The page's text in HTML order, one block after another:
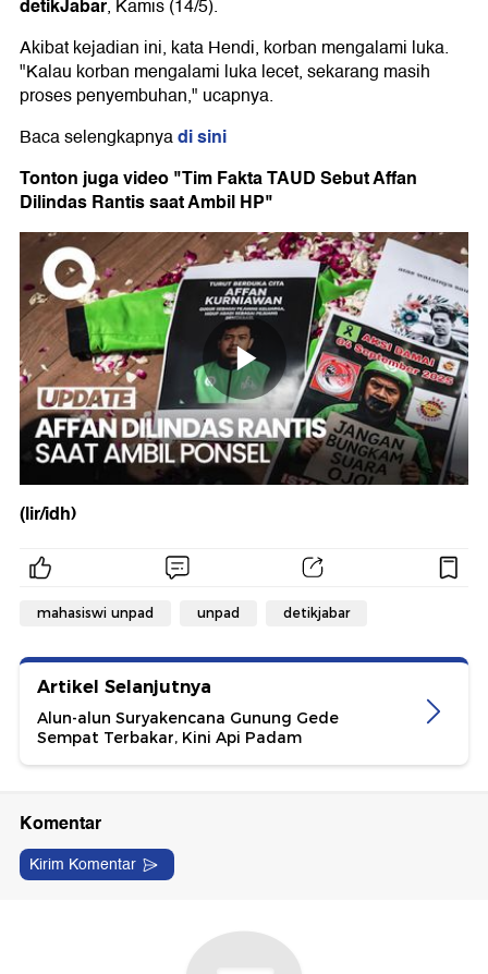
detikJabar, Kamis (14/5).
Akibat kejadian ini, kata Hendi, korban mengalami luka.
"Kalau korban mengalami luka lecet, sekarang masih
proses penyembuhan," ucapnya.
Baca selengkapnyadi sini
Tonton juga video "Tim Fakta TAUD Sebut Affan
Dilindas Rantis saat Ambil HP"
(lir/idh)
mahasiswi unpad unpad detikjabar
Artikel Selanjutnya
Alun-alun Suryakencana Gunung Gede
Sempat Terbakar, Kini Api Padam